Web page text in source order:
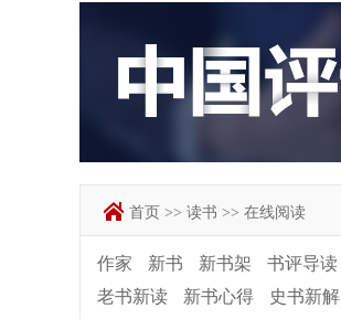
首页 >> 读书 >> 在线阅读
作家 新书 新书架 书评导读
老书新读
新书心得 史书新解